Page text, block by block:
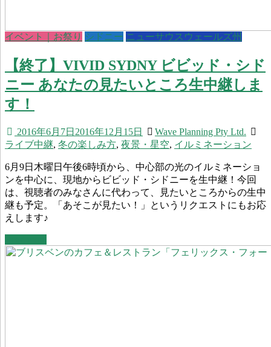
イベント｜お祭り シドニー ニューサウスウェールズ州
【終了】VIVID SYDNY ビビッド・シド
ニー あなたの見たいところ生中継しま
す！
2016年6月7日 2016年12月15日
Wave Planning Pty Ltd.
ライブ中継, 冬の楽しみ方, 夜景・星空, イルミネーション
6月9日木曜日午後6時頃から、中心部の光のイルミネーショ
ンを中心に、現地からビビッド・シドニーを生中継！今回
は、視聴者のみなさんに代わって、見たいところからの生中
継も予定。「あそこが見たい！」というリクエストにもお応
えします♪